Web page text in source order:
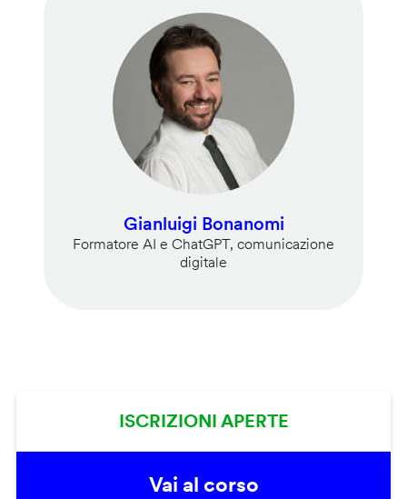
Gianluigi Bonanomi
Formatore AI e ChatGPT, comunicazione
digitale
ISCRIZIONI APERTE
Vai al corso